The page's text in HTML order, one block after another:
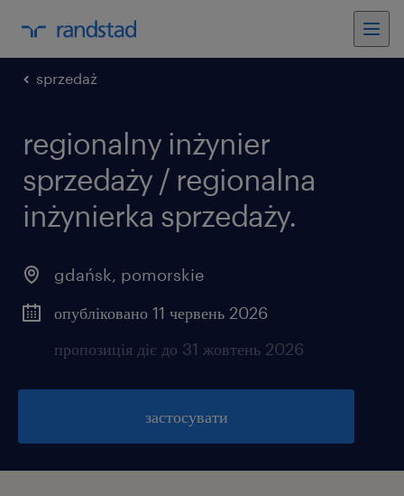
sprzedaż
regionalny inżynier
sprzedaży / regionalna
inżynierka sprzedaży.
gdańsk, pomorskie
опубліковано 11 червень 2026
пропозиція діє до 31 жовтень 2026
застосувати